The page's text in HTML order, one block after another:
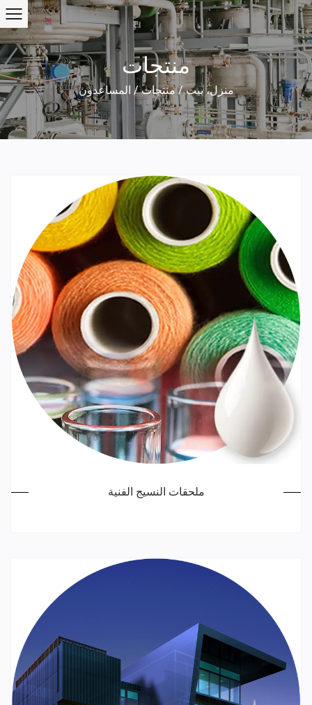
منتجات
منزل، بيت/منتجات/ المساعدون
ملحقات النسيج الفنية